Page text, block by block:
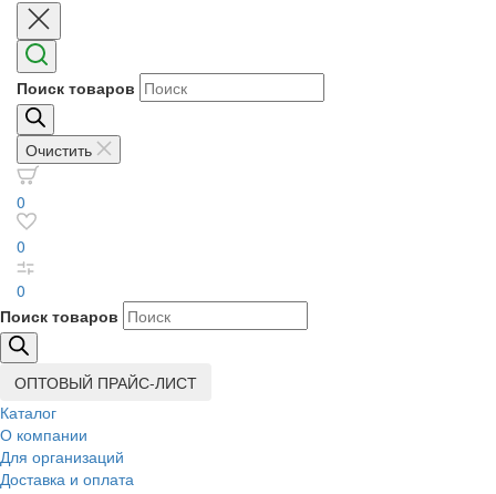
Поиск товаров
Очистить
0
0
0
Поиск товаров
ОПТОВЫЙ ПРАЙС-ЛИСТ
Каталог
О компании
Для организаций
Доставка и оплата